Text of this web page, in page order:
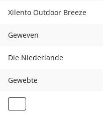
Xilento Outdoor Breeze
Geweven
Die Niederlande
Gewebte